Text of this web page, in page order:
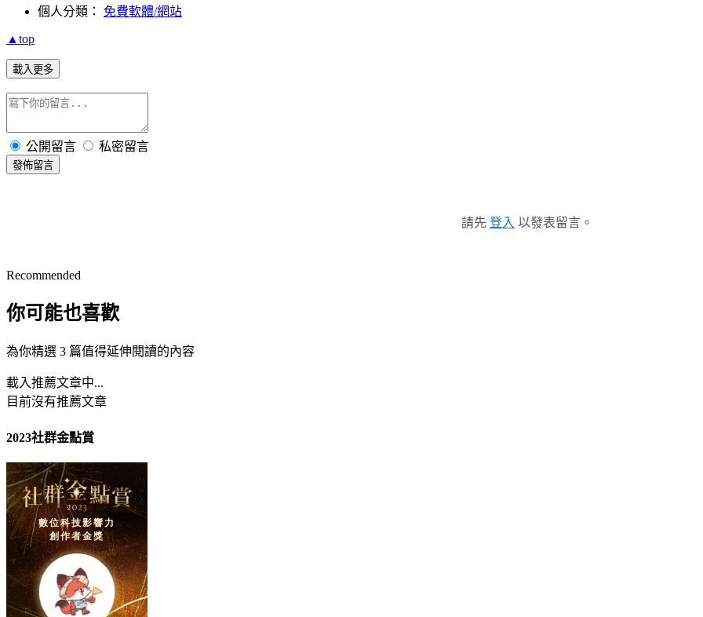
個人分類： 免費軟體/網站
▲top
載入更多
公開留言 私密留言
發佈留言
請先 登入 以發表留言。
Recommended
你可能也喜歡
為你精選 3 篇值得延伸閱讀的內容
載入推薦文章中...
目前沒有推薦文章
2023社群金點賞